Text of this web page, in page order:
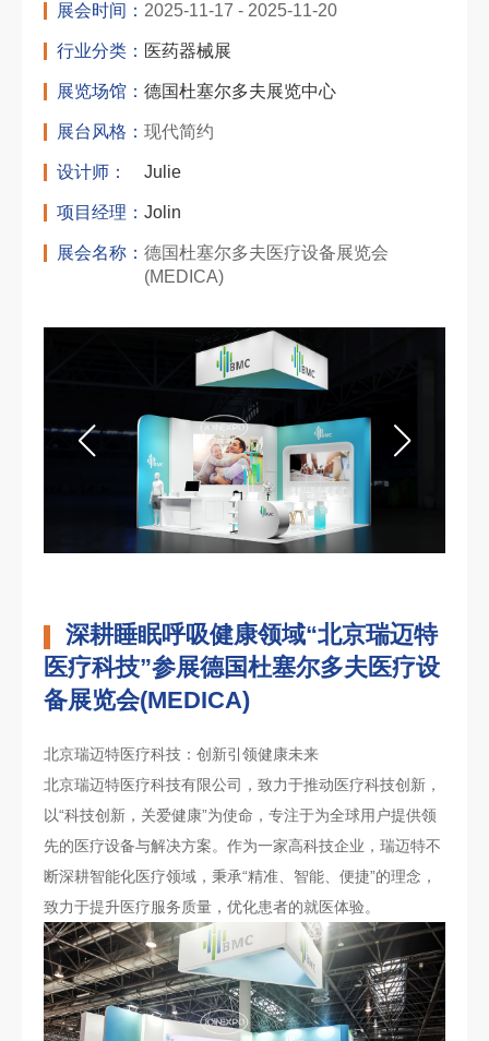
展会时间： 2025-11-17 - 2025-11-20
行业分类： 医药器械展
展览场馆： 德国杜塞尔多夫展览中心
展台风格： 现代简约
设计师： Julie
项目经理： Jolin
展会名称： 德国杜塞尔多夫医疗设备展览会
(MEDICA)
深耕睡眠呼吸健康领域“北京瑞迈特
医疗科技”参展德国杜塞尔多夫医疗设
备展览会(MEDICA)
北京瑞迈特医疗科技：创新引领健康未来
北京瑞迈特医疗科技有限公司，致力于推动医疗科技创新，
以“科技创新，关爱健康”为使命，专注于为全球用户提供领
先的医疗设备与解决方案。作为一家高科技企业，瑞迈特不
断深耕智能化医疗领域，秉承“精准、智能、便捷”的理念，
致力于提升医疗服务质量，优化患者的就医体验。